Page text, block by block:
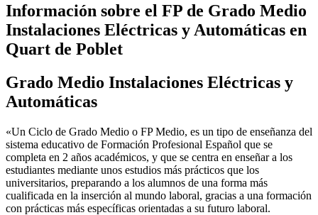
Información sobre el FP de Grado Medio
Instalaciones Eléctricas y Automáticas en
Quart de Poblet
Grado Medio Instalaciones Eléctricas y
Automáticas
«Un Ciclo de Grado Medio o FP Medio, es un tipo de enseñanza del
sistema educativo de Formación Profesional Español que se
completa en 2 años académicos, y que se centra en enseñar a los
estudiantes mediante unos estudios más prácticos que los
universitarios, preparando a los alumnos de una forma más
cualificada en la inserción al mundo laboral, gracias a una formación
con prácticas más específicas orientadas a su futuro laboral.